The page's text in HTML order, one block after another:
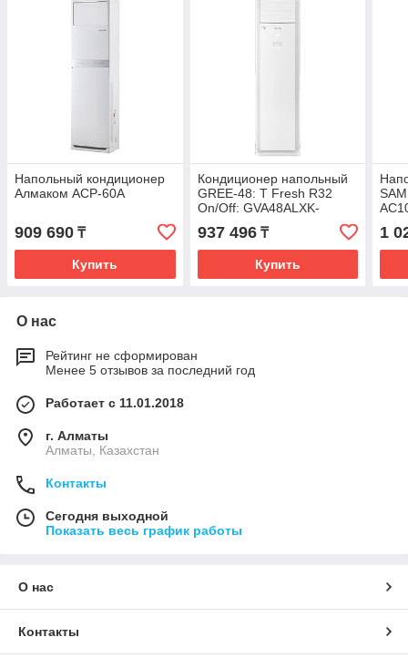
Напольный кондиционер
Алмаком ACP-60A
909 690 ₸
Купить
Кондиционер напольный
GREE-48: T Fresh R32
On/Off: GVA48ALXK-
M6NNC7A (без
соединительной
инсталляции)
937 496₸
Купить
1
О нас
Рейтинг не сформирован
Менее 5 отзывов за последний год
Работает с 11.01.2018
г. Алматы
Алматы, Казахстан
Контакты
Сегодня выходной
Показать весь график работы
О нас
Контакты